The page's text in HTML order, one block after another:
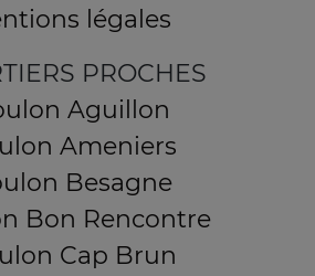
légales
PROCHES
Aguillon
Ameniers
Besagne
Bon Rencontre
Cap Brun